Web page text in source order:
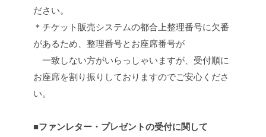
ださい。
＊チケット販売システムの都合上整理番号に欠番
があるため、整理番号とお座席番号が
一致しない方がいらっしゃいますが、受付順に
お座席を割り振りしておりますのでご安心くださ
い。
■ファンレター・プレゼントの受付に関して